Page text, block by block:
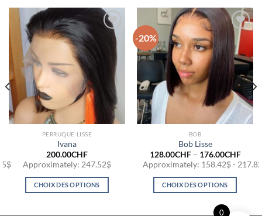
Ajouter
wishlist
PERRUQUE LISSE
Ivana
200.00CHF
Approximately: 247.52$
CHOIX DES OPTIONS
-20%
Ajouter
à la
wishlist
BOB
Bob Lisse
128.00CHF– 176.00CHF
Approximately: 158.42$ -
CHOIX DES OPTIONS
produit0